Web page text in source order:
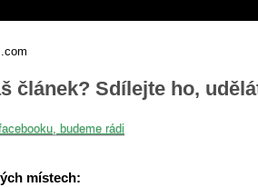
článek? Sdílejte ho,
budeme rádi
místech: